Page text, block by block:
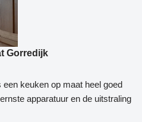
Gorredijk
keuken op maat heel goed
apparatuur en de uitstraling